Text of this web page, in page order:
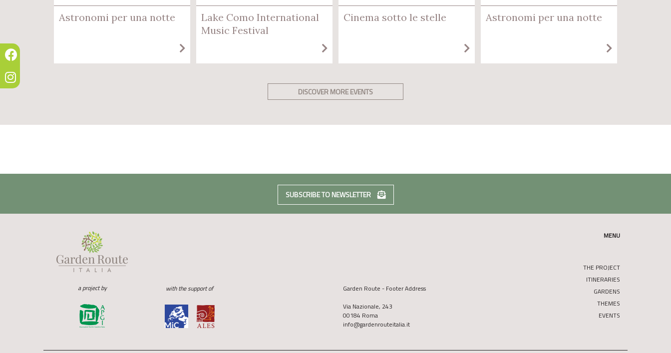
Astronomi per una notte
Lake Como International
Music Festival
Cinema sotto le stelle Astronomi per una notte
DISCOVER MORE EVENTS
SUBSCRIBE TO NEWSLETTER
a project by with the support of
Garden Route - Footer Address
Via Nazionale, 243
00184 Roma
info@gardenrouteitalia.it
MENU
THE PROJECT
ITINERARIES
GARDENS
THEMES
EVENTS